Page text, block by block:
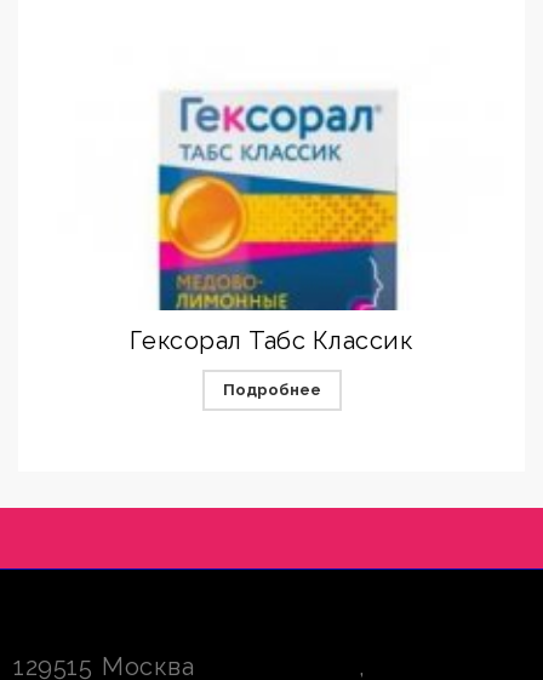
Гексорал Табс Классик
Подробнее
129515 Москва ,